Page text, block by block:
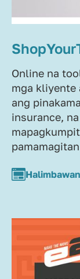
Online na
mga kliyente
ang
insurance,